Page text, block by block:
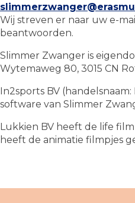
Wij streven er naar uw e-
beantwoorden.
Slimmer Zwanger is
Wytemaweg 80, 3015 CN
In2sports BV
software van Slimmer
Lukkien BV heeft de life
heeft de animatie filmpjes